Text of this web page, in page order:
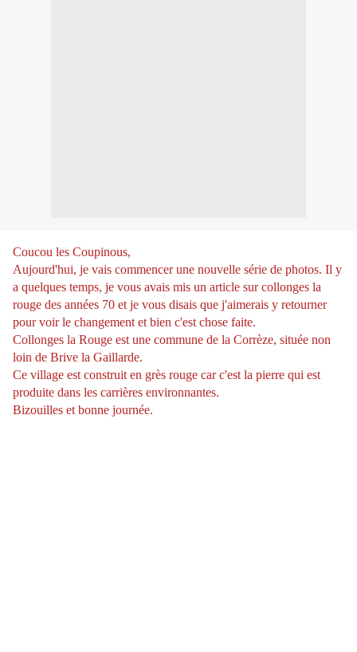
Coucou les Coupinous,
Aujourd'hui, je vais commencer une nouvelle série de photos. Il y
a quelques temps, je vous avais mis un article sur collonges la
rouge des années 70 et je vous disais que j'aimerais y retourner
pour voir le changement et bien c'est chose faite.
Collonges la Rouge est une commune de la Corrèze, située non
loin de Brive la Gaillarde.
Ce village est construit en grès rouge car c'est la pierre qui est
produite dans les carrières environnantes.
Bizouilles et bonne journée.